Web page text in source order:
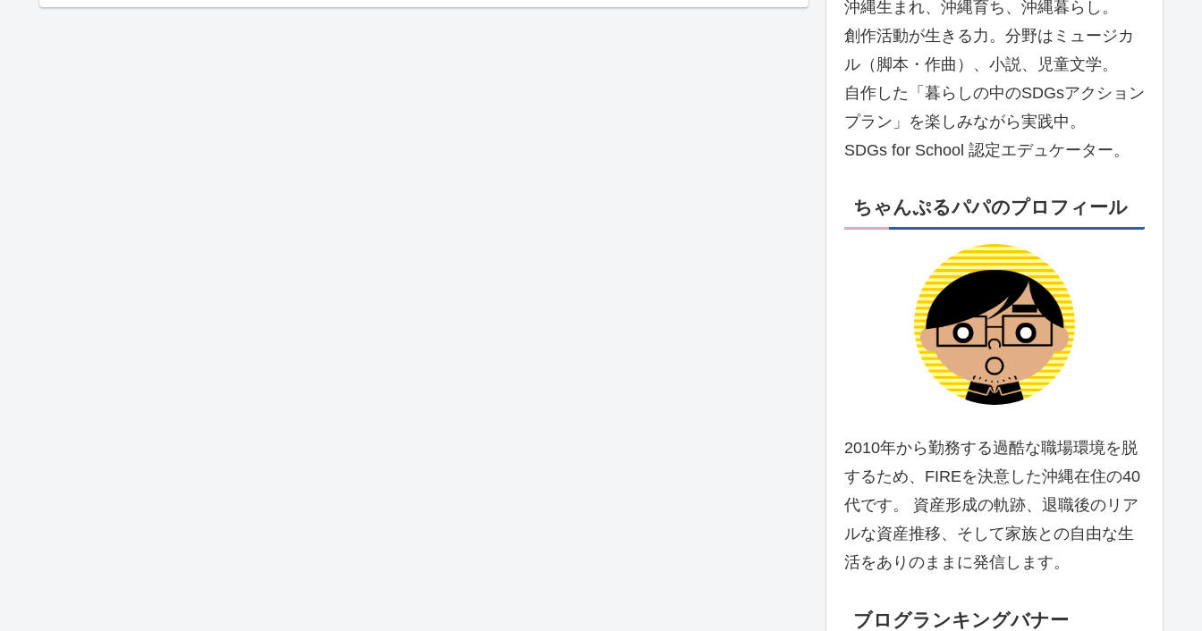
沖縄生まれ、沖縄育ち、沖縄暮らし。
創作活動が生きる力。分野はミュージカ
ル（脚本・作曲）、小説、児童文学。
自作した「暮らしの中のSDGsアクション
プラン」を楽しみながら実践中。
SDGs for School 認定エデュケーター。
ちゃんぷるパパのプロフィール
2010年から勤務する過酷な職場環境を脱
するため、FIREを決意した沖縄在住の40
代です。 資産形成の軌跡、退職後のリア
ルな資産推移、そして家族との自由な生
活をありのままに発信します。
ブログランキングバナー